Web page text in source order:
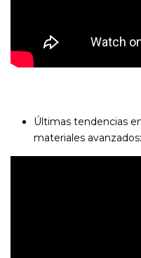
Últimas tendencias
materiales